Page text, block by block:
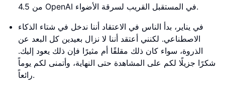
4.5 من OpenAI في المستقبل القريب لسرقة الأضواء.
في يناير، بدأ الناس في الاعتقاد أننا ندخل في شتاء الذكاء
الاصطناعي. لكنني أعتقد أننا لا نزال بعيدين كل البعد عن
الذروة، سواء كان ذلك مقلقًا أم مثيرًا فإن ذلك يعود إليك.
شكرًا جزيلًا لكم على المشاهدة حتى النهاية، وأتمنى لكم يوماً
رائعاً.